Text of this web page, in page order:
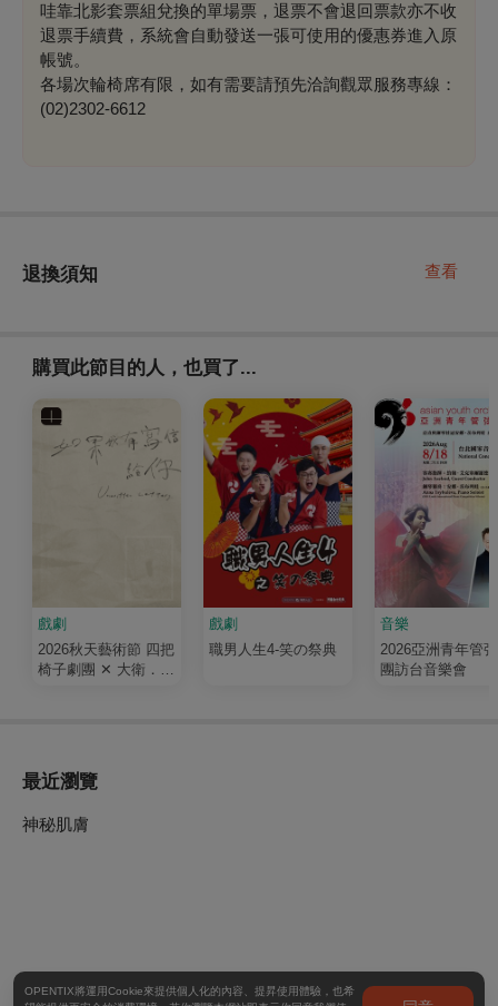
哇靠北影套票組兌換的單場票，退票不會退回票款亦不收
退票手續費，系統會自動發送一張可使用的優惠券進入原
帳號。
各場次輪椅席有限，如有需要請預先洽詢觀眾服務專線：
(02)2302-6612
退換須知 查看
購買此節目的人，也買了...
戲劇
2026秋天藝術節 四把
椅子劇團 ✕ 大衛．吉
戲劇
職男人生4-笑の祭典
音樂
2026亞洲青年管
團訪台音樂會
最近瀏覽
神秘肌膚
OPENTIX將運用Cookie來提供個人化的內容、提昇使用體驗，也希